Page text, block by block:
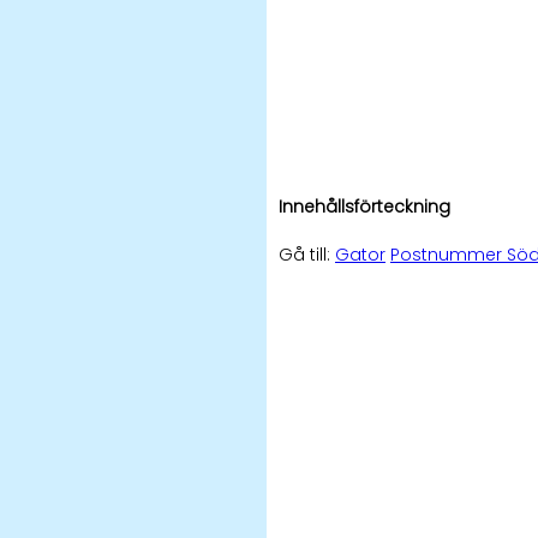
Innehållsförteckning
Gå till: Gator Postnummer